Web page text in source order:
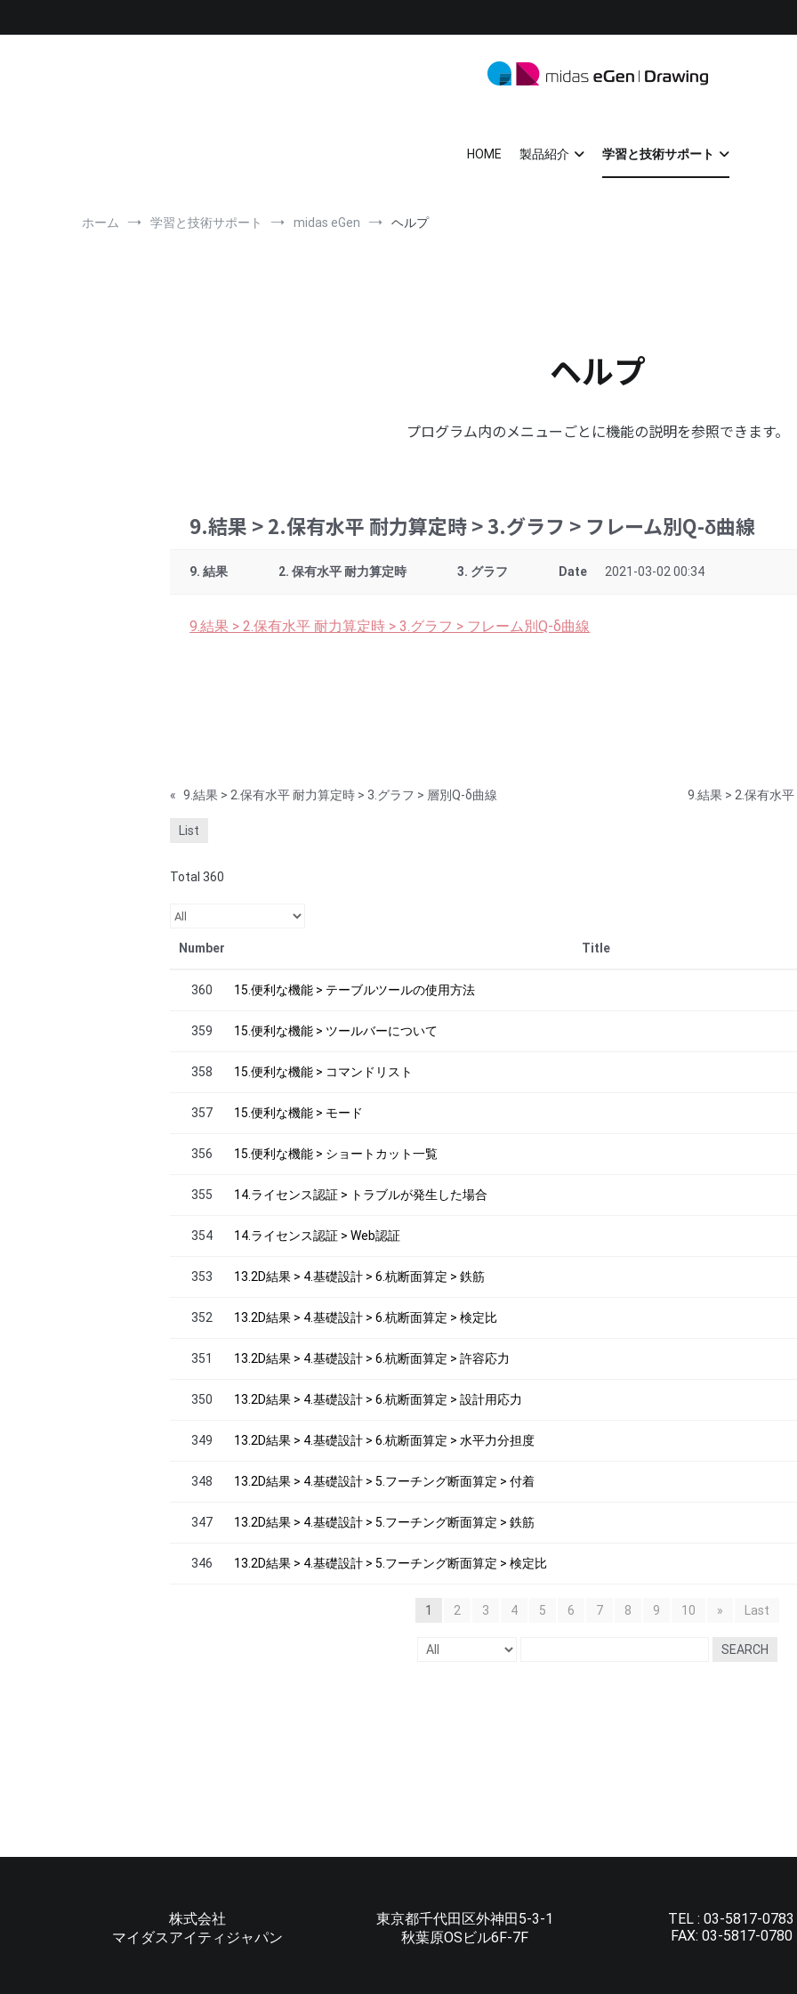
HOME 製品紹介 学習と技術サポート
ホーム 学習と技術サポート midas eGen ヘルプ
ヘルプ
プログラム内のメニューごとに機能の説明を参照できます。
9.結果 > 2.保有水平 耐力算定時 > 3.グラフ > フレーム別Q-δ曲線
9. 結果 2. 保有水平 耐力算定時 3. グラフ Date 2021-03-02 00:34
9.結果 > 2.保有水平 耐力算定時 > 3.グラフ > フレーム別Q-δ曲線
« 9.結果 > 2.保有水平 耐力算定時 > 3.グラフ > 層別Q-δ曲線 9.結果 > 2.保有水
List
Total 360
Number Title
360 15.便利な機能 > テーブルツールの使用方法
359 15.便利な機能 > ツールバーについて
358 15.便利な機能 > コマンドリスト
357 15.便利な機能 > モード
356 15.便利な機能 > ショートカット一覧
355 14.ライセンス認証 > トラブルが発生した場合
354 14.ライセンス認証 > Web認証
353 13.2D結果 > 4.基礎設計 > 6.杭断面算定 > 鉄筋
352 13.2D結果 > 4.基礎設計 > 6.杭断面算定 > 検定比
351 13.2D結果 > 4.基礎設計 > 6.杭断面算定 > 許容応力
350 13.2D結果 > 4.基礎設計 > 6.杭断面算定 > 設計用応力
349 13.2D結果 > 4.基礎設計 > 6.杭断面算定 > 水平力分担度
348 13.2D結果 > 4.基礎設計 > 5.フーチング断面算定 > 付着
347 13.2D結果 > 4.基礎設計 > 5.フーチング断面算定 > 鉄筋
346 13.2D結果 > 4.基礎設計 > 5.フーチング断面算定 > 検定比
1 2 3 4 5 6 7 8 9 10 » Last
SEARCH
株式会社
マイダスアイティジャパン
東京都千代田区外神田5-3-1
秋葉原OSビル6F-7F
TEL : 03-5817-0783
FAX: 03-5817-0780